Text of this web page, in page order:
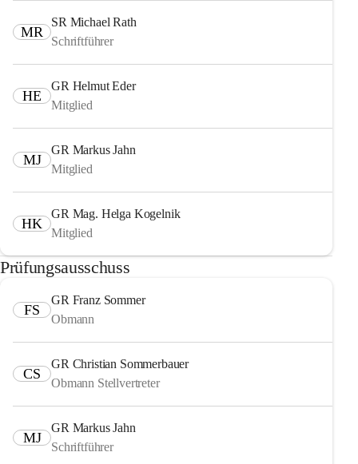
MR
SR Michael Rath
Schriftführer
HE
GR Helmut Eder
Mitglied
MJ
GR Markus Jahn
Mitglied
HK
GR Mag. Helga Kogelnik
Mitglied
Prüfungsausschuss
FS
GR Franz Sommer
Obmann
CS
GR Christian Sommerbauer
Obmann Stellvertreter
MJ
GR Markus Jahn
Schriftführer